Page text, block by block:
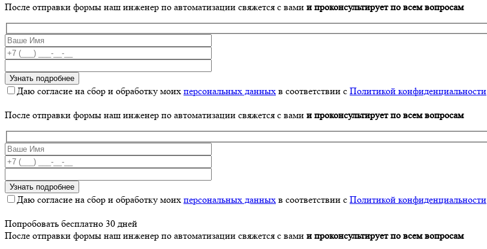
После отправки формы наш инженер по автоматизации свяжется с вами и проконсультирует по всем вопросам
Даю согласие на сбор и обработку моих персональных данных в соответствии с Политикой конфиденциальности
После отправки формы наш инженер по автоматизации свяжется с вами и проконсультирует по всем вопросам
Даю согласие на сбор и обработку моих персональных данных в соответствии с Политикой конфиденциальности
Попробовать бесплатно 30 дней
После отправки формы наш инженер по автоматизации свяжется с вами и проконсультирует по всем вопросам